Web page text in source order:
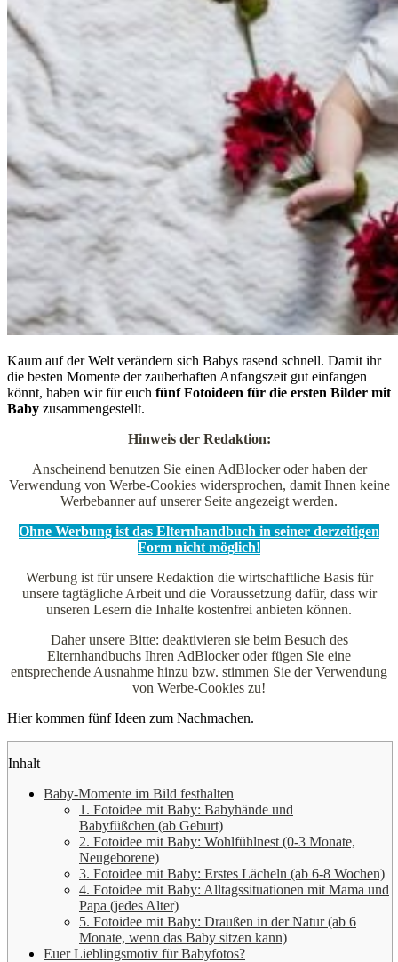
Kaum auf der Welt verändern sich Babys rasend schnell. Damit ihr
die besten Momente der zauberhaften Anfangszeit gut einfangen
könnt, haben wir für euch fünf Fotoideen für die ersten Bilder mit
Baby zusammengestellt.
Hinweis der Redaktion:
Anscheinend benutzen Sie einen AdBlocker oder haben der
Verwendung von Werbe-Cookies widersprochen, damit Ihnen keine
Werbebanner auf unserer Seite angezeigt werden.
Ohne Werbung ist das Elternhandbuch in seiner derzeitigen
Form nicht möglich!
Werbung ist für unsere Redaktion die wirtschaftliche Basis für
unsere tagtägliche Arbeit und die Voraussetzung dafür, dass wir
unseren Lesern die Inhalte kostenfrei anbieten können.
Daher unsere Bitte: deaktivieren sie beim Besuch des
Elternhandbuchs Ihren AdBlocker oder fügen Sie eine
entsprechende Ausnahme hinzu bzw. stimmen Sie der Verwendung
von Werbe-Cookies zu!
Hier kommen fünf Ideen zum Nachmachen.
Inhalt
Baby-Momente im Bild festhalten
1. Fotoidee mit Baby: Babyhände und
Babyfüßchen (ab Geburt)
2. Fotoidee mit Baby: Wohlfühlnest (0-3 Monate,
Neugeborene)
3. Fotoidee mit Baby: Erstes Lächeln (ab 6-8 Wochen)
4. Fotoidee mit Baby: Alltagssituationen mit Mama und
Papa (jedes Alter)
5. Fotoidee mit Baby: Draußen in der Natur (ab 6
Monate, wenn das Baby sitzen kann)
Euer Lieblingsmotiv für Babyfotos?